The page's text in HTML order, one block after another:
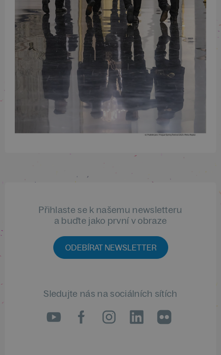
Přihlaste se k našemu newsletteru
a buďte jako první v obraze
ODEBÍRAT NEWSLETTER
Sledujte nás na sociálních sítích
LinkedIn
flickr